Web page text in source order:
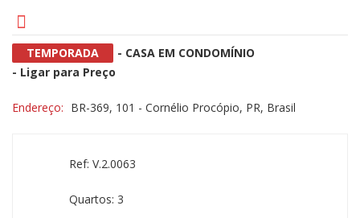
TEMPORADA
- CASA EM CONDOMÍNIO
- Ligar para Preço
Endereço: BR-369, 101 - Cornélio Procópio, PR, Brasil
Ref: V.2.0063
Quartos: 3